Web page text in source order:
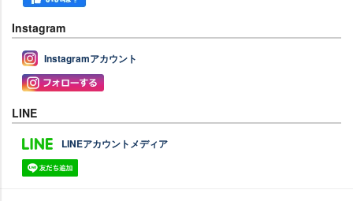
Instagram
Instagramアカウント
LINE
LINEアカウントメディア